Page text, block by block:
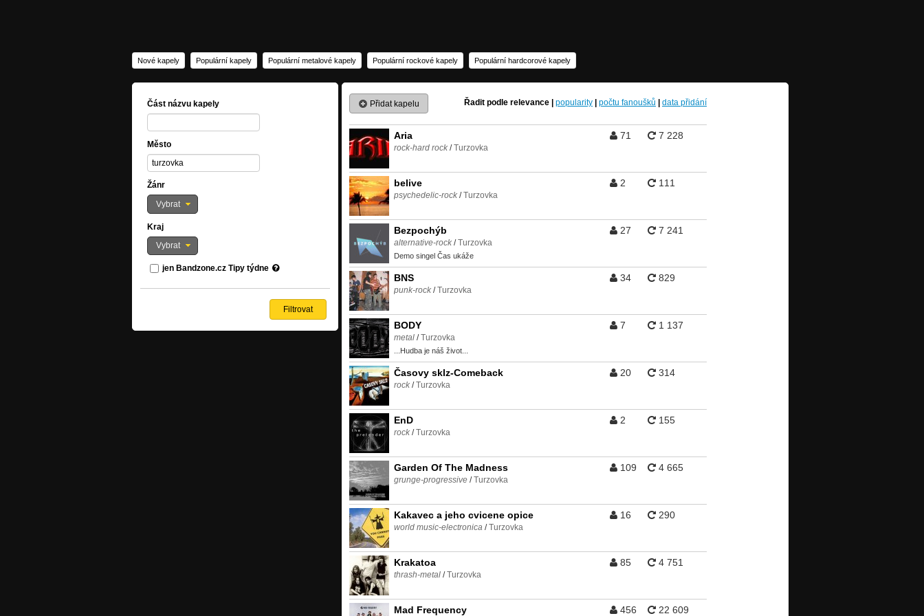
Nové kapely Populární kapely Populární metalové kapely Populární rockové kapely Populární hardcorové kapely
Část názvu kapely
Město
Žánr
Vybrat
Kraj
Vybrat
jen Bandzone.cz Tipy týdne
Přidat kapelu Řadit podle relevance popularity počtu fanoušků data přidání
Aria
rock-hard rock /Turzovka
71 7 228
belive
psychedelic-rock /Turzovka
2 111
Bezpochýb
alternative-rock /Turzovka
Demo singel Čas ukáže
27 7 241
BNS
punk-rock /Turzovka
34 829
BODY
metal /Turzovka
...Hudba je náš život...
7 1 137
Časovy sklz-Comeback
rock /Turzovka
20 314
EnD
rock /Turzovka
2 155
Garden Of The Madness
grunge-progressive /Turzovka
109 4 665
Kakavec a jeho cvicene opice
world music-electronica /Turzovka
16 290
Krakatoa
thrash-metal /Turzovka
85 4 751
Mad Frequency 456 22 609